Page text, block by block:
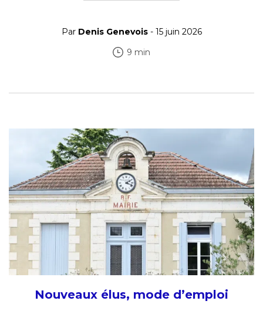
Par Denis Genevois- 15 juin 2026
9 min
Nouveaux élus, mode d’emploi